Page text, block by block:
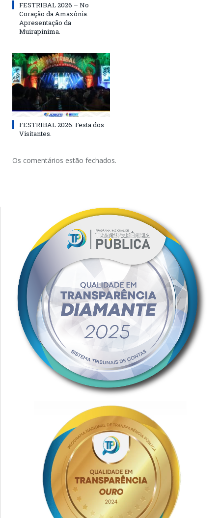
FESTRIBAL 2026 – No
Coração da Amazônia.
Apresentação da
Muirapinima.
FESTRIBAL 2026: Festa dos
Visitantes.
Os comentários estão fechados.